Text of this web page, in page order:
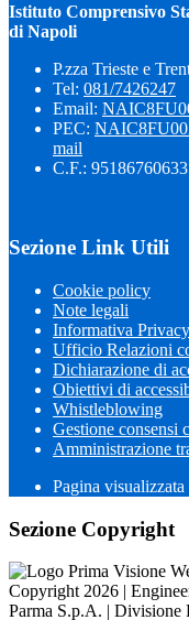
Istituto Comprensivo
di Napoli
P.zza Trieste e
Tel: 081/7426247
Email:
PEC:
mail
C.F.: 95186760633
Sezione Link Utili
Cookie policy
Note legali
Informativa Privacy
Ufficio Relazioni
Dichiarazione di
Obiettivi di
Whistleblowing
Gestione consensi
Amministrazione
Pagina visualizzata
Sezione Copyright
Copyright 2026 |
Parma S.p.A. |